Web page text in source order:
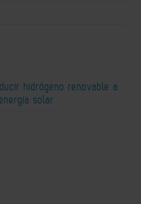
hidrógeno renovable a
solar